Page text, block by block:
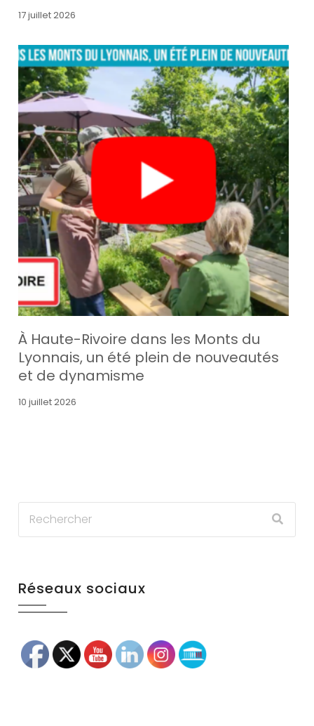
17 juillet 2026
À Haute-Rivoire dans les Monts du
Lyonnais, un été plein de nouveautés
et de dynamisme
10 juillet 2026
Réseaux sociaux